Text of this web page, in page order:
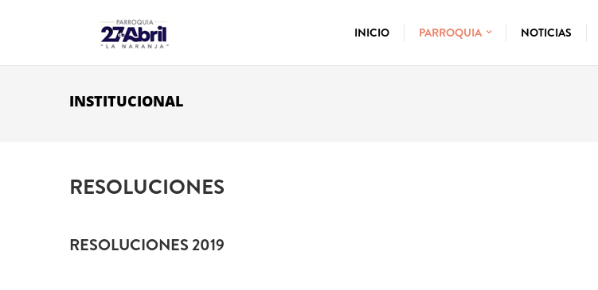
INICIO PARROQUIA NOTICIAS
INSTITUCIONAL
RESOLUCIONES
RESOLUCIONES 2019